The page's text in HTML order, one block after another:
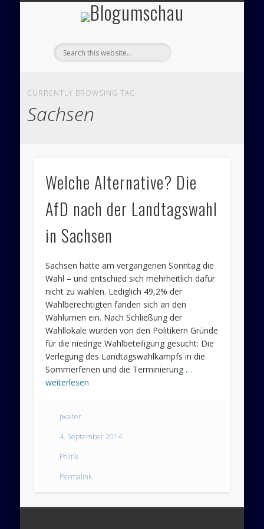
ÜBER UNS – BLOGUMSCHAU
ZEICHNUNGEN
CURRENTLY BROWSING TAG
Sachsen
Welche Alternative? Die
AfD nach der Landtagswahl
in Sachsen
Sachsen hatte am vergangenen Sonntag die
Wahl – und entschied sich mehrheitlich dafür
nicht zu wählen. Lediglich 49,2% der
Wahlberechtigten fanden sich an den
Wahlurnen ein. Nach Schließung der
Wahllokale wurden von den Politikern Gründe
für die niedrige Wahlbeteiligung gesucht: Die
Verlegung des Landtagswahlkampfs in die
Sommerferien und die Terminierung …
weiterlesen
jwalter
4. September 2014
Politik
Permalink